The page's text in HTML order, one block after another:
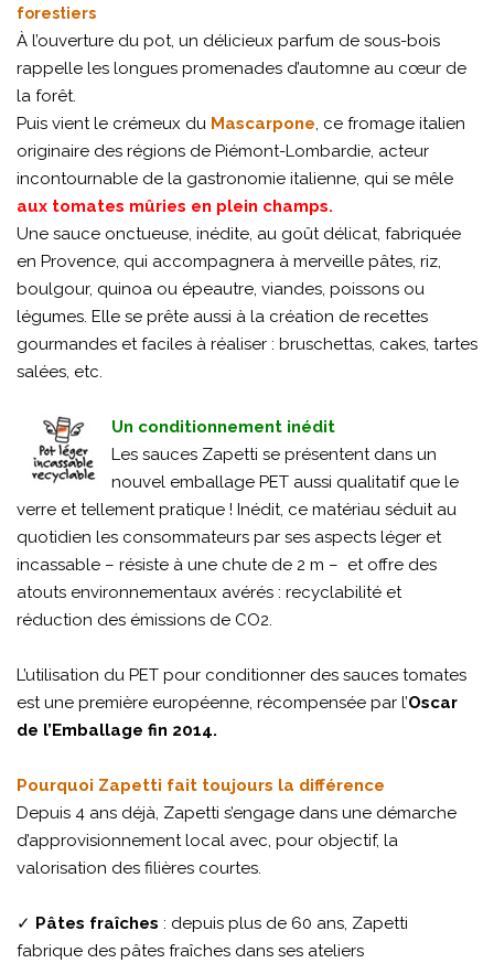
forestiers
À l’ouverture du pot, un délicieux parfum de sous-bois
rappelle les longues promenades d’automne au cœur de
la forêt.
Puis vient le crémeux du Mascarpone, ce fromage italien
originaire des régions de Piémont-Lombardie, acteur
incontournable de la gastronomie italienne, qui se mêle
aux tomates mûries en plein champs.
Une sauce onctueuse, inédite, au goût délicat, fabriquée
en Provence, qui accompagnera à merveille pâtes, riz,
boulgour, quinoa ou épeautre, viandes, poissons ou
légumes. Elle se prête aussi à la création de recettes
gourmandes et faciles à réaliser : bruschettas, cakes, tartes
salées, etc.
Un conditionnement inédit
Les sauces Zapetti se présentent dans un
nouvel emballage PET aussi qualitatif que le
verre et tellement pratique ! Inédit, ce matériau séduit au
quotidien les consommateurs par ses aspects léger et
incassable – résiste à une chute de 2 m – et offre des
atouts environnementaux avérés : recyclabilité et
réduction des émissions de CO2.
L’utilisation du PET pour conditionner des sauces tomates
est une première européenne, récompensée par l’Oscar
de l’Emballage fin 2014.
Pourquoi Zapetti fait toujours la différence
Depuis 4 ans déjà, Zapetti s’engage dans une démarche
d’approvisionnement local avec, pour objectif, la
valorisation des filières courtes.
✓ Pâtes fraîches : depuis plus de 60 ans, Zapetti
fabrique des pâtes fraîches dans ses ateliers